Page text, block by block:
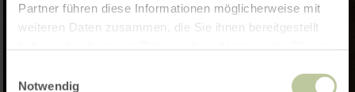
Partner führen diese Informationen möglicherweise mit
weiteren Daten zusammen, die Sie ihnen bereitgestellt
Notwendig